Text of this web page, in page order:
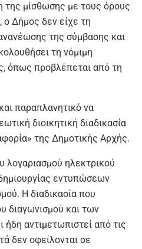
της μίσθωσης με τους όρους
ο Δήμος δεν είχε τη
της σύμβασης και
τη νόμιμη
όπως προβλέπεται από τη
παραπλανητικό να
διοικητική διαδικασία
της Δημοτικής Αρχής.
λογαριασμού ηλεκτρικού
εντυπώσεων
Η διαδικασία που
διαγωνισμού και των
αντιμετωπιστεί από τις
δεν οφείλονται σε